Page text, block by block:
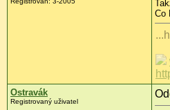
Co
Ostravák
Registrovaný uživatel